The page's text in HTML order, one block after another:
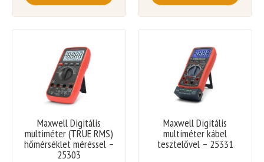
Maxwell Digitális
multiméter (TRUE RMS)
hőmérséklet méréssel –
25303
Maxwell Digitális
multiméter kábel
tesztelővel – 25331